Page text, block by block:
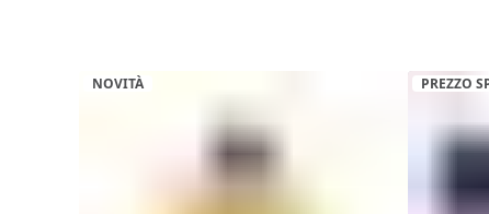
NOVITÀ PREZZO